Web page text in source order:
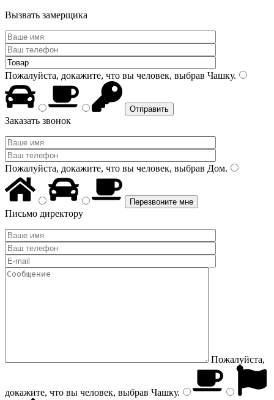
Вызвать замерщика
Пожалуйста, докажите, что вы человек, выбрав Чашку.
Заказать звонок
Пожалуйста, докажите, что вы человек, выбрав Дом.
Письмо директору
Пожалуйста,
докажите, что вы человек, выбрав Чашку.